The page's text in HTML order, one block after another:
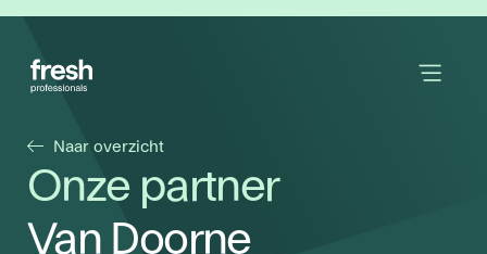
Naar overzicht
Onze partner
Van Doorne